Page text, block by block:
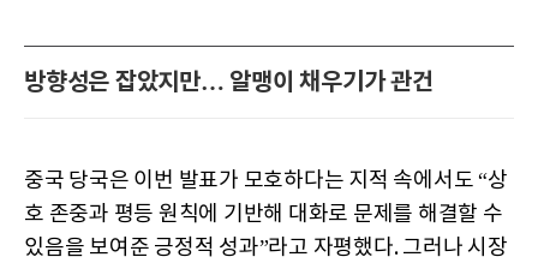
방향성은 잡았지만… 알맹이 채우기가 관건
중국 당국은 이번 발표가 모호하다는 지적 속에서도 “상
호 존중과 평등 원칙에 기반해 대화로 문제를 해결할 수
있음을 보여준 긍정적 성과”라고 자평했다. 그러나 시장